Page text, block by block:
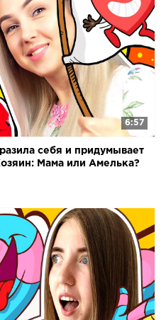
6:57
себя и придумывает
Мама или Амелька?